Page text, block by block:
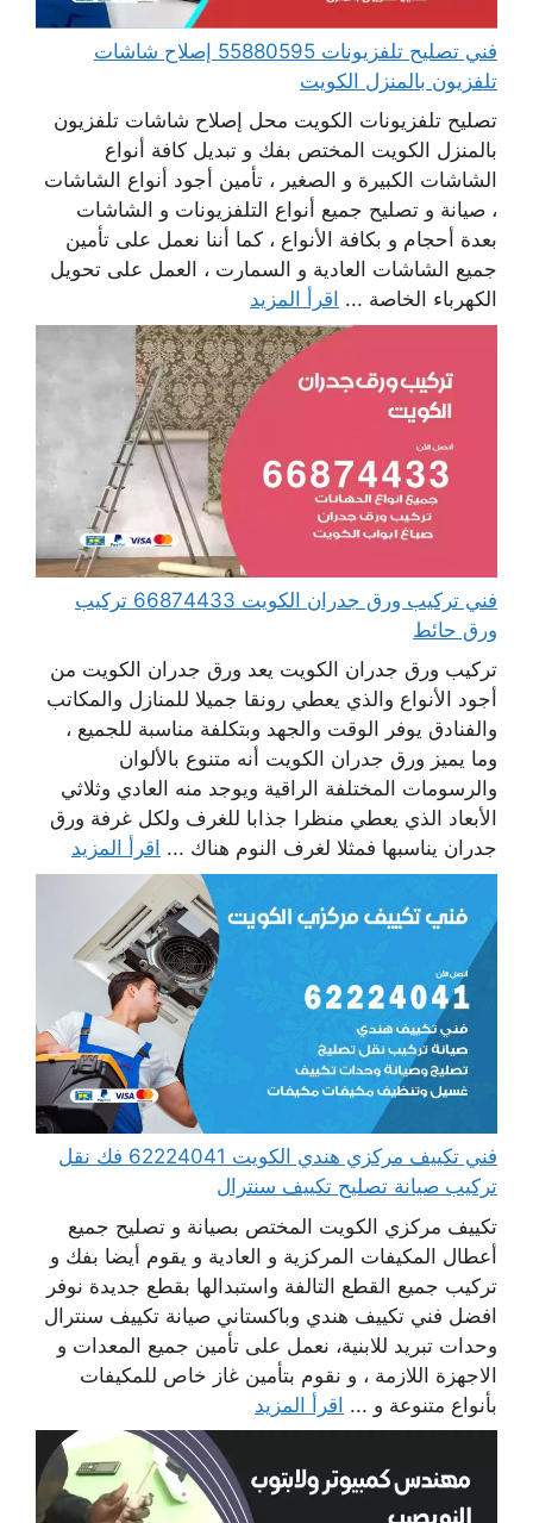
فني تصليح تلفزيونات 55880595 إصلاح شاشات
تلفزيون بالمنزل الكويت
تصليح تلفزيونات الكويت محل إصلاح شاشات تلفزيون
بالمنزل الكويت المختص بفك و تبديل كافة أنواع
الشاشات الكبيرة و الصغير ، تأمين أجود أنواع الشاشات
، صيانة و تصليح جميع أنواع التلفزيونات و الشاشات
بعدة أحجام و بكافة الأنواع ، كما أننا نعمل على تأمين
جميع الشاشات العادية و السمارت ، العمل على تحويل
الكهرباء الخاصة ... اقرأ المزيد
فني تركيب ورق جدران الكويت 66874433 تركيب
ورق حائط
تركيب ورق جدران الكويت يعد ورق جدران الكويت من
أجود الأنواع والذي يعطي رونقا جميلا للمنازل والمكاتب
والفنادق يوفر الوقت والجهد وبتكلفة مناسبة للجميع ،
وما يميز ورق جدران الكويت أنه متنوع بالألوان
والرسومات المختلفة الراقية ويوجد منه العادي وثلاثي
الأبعاد الذي يعطي منظرا جذابا للغرف ولكل غرفة ورق
جدران يناسبها فمثلا لغرف النوم هناك ... اقرأ المزيد
فني تكييف مركزي هندي الكويت 62224041 فك نقل
تركيب صيانة تصليح تكييف سنترال
تكييف مركزي الكويت المختص بصيانة و تصليح جميع
أعطال المكيفات المركزية و العادية و يقوم أيضا بفك و
تركيب جميع القطع التالفة واستبدالها بقطع جديدة نوفر
افضل فني تكييف هندي وباكستاني صيانة تكييف سنترال
وحدات تبريد للابنية، نعمل على تأمين جميع المعدات و
الاجهزة اللازمة ، و نقوم بتأمين غاز خاص للمكيفات
بأنواع متنوعة و ... اقرأ المزيد